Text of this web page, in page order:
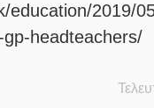
education/2019/
headteachers/